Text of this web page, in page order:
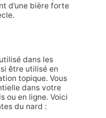
d’une bière forte
dans les
être utilisé en
topique. Vous
dans votre
ou en ligne. Voici
du nard :